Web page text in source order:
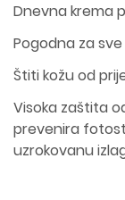
Dnevna krema
Pogodna za
Štiti kožu od
Visoka zaštita
prevenira
uzrokovanu